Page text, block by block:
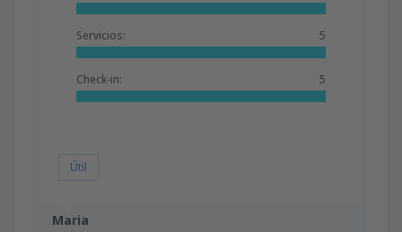
Maria
Servicios: 5
Check-in: 5
Útil